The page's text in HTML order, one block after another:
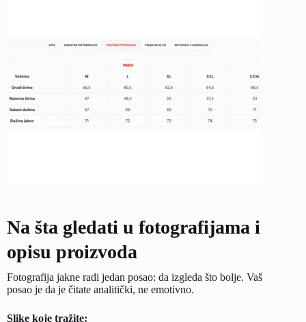
Na šta gledati u fotografijama i
opisu proizvoda
Fotografija jakne radi jedan posao: da izgleda što bolje. Vaš
posao je da je čitate analitički, ne emotivno.
Slike koje tražite: